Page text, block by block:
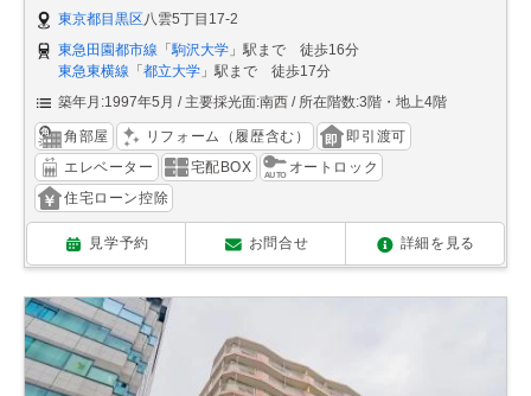
東京都目黒区八雲5丁目17-2
東急田園都市線 「駒沢大学 」駅まで 徒歩16分
東急東横線 「 都立大学 」駅まで 徒歩17分
築年月:1997年5月
主要採光面:南西 所在階数:3階・地上4階
角部屋 リフォーム（履歴含む）
即引渡可
エレベーター
宅配BOX
オートロック
住宅ローン控除
見学予約 お問合せ 詳細を見る